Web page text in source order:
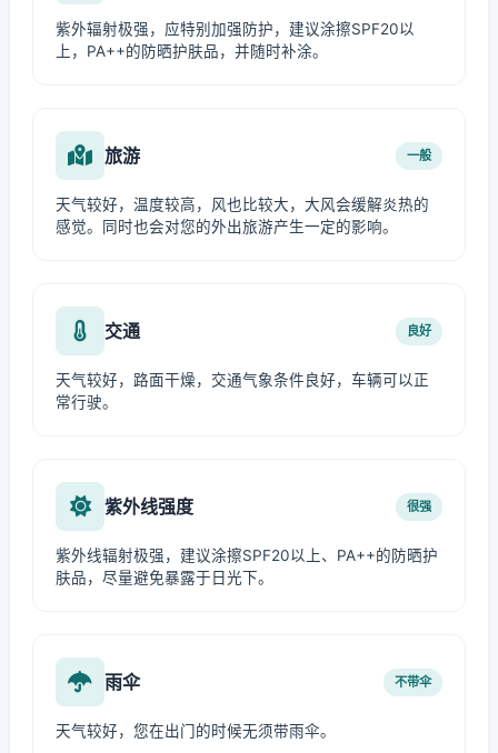
紫外辐射极强，应特别加强防护，建议涂擦SPF20以
上，PA++的防晒护肤品，并随时补涂。
旅游 一般
天气较好，温度较高，风也比较大，大风会缓解炎热的
感觉。同时也会对您的外出旅游产生一定的影响。
交通 良好
天气较好，路面干燥，交通气象条件良好，车辆可以正
常行驶。
紫外线强度 很强
紫外线辐射极强，建议涂擦SPF20以上、PA++的防晒护
肤品，尽量避免暴露于日光下。
雨伞 不带伞
天气较好，您在出门的时候无须带雨伞。